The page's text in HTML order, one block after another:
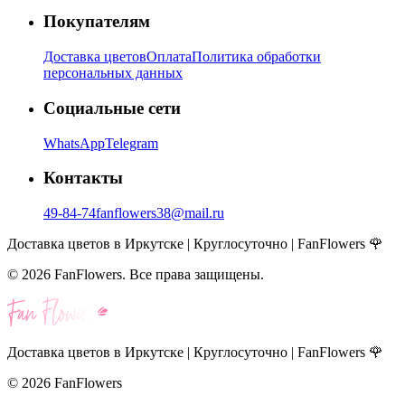
Покупателям
Доставка цветовОплатаПолитика обработки
персональных данных
Социальные сети
WhatsAppTelegram
Контакты
49-84-74fanflowers38@mail.ru
Доставка цветов в Иркутске | Круглосуточно | FanFlowers 🌹
© 2026 FanFlowers. Все права защищены.
Доставка цветов в Иркутске | Круглосуточно | FanFlowers 🌹
© 2026 FanFlowers